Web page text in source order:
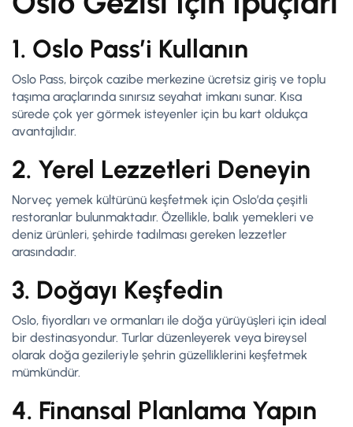
1. Oslo Pass’i Kullanın
Oslo Pass, birçok cazibe merkezine ücretsiz giriş ve toplu
taşıma araçlarında sınırsız seyahat imkanı sunar. Kısa
sürede çok yer görmek isteyenler için bu kart oldukça
avantajlıdır.
2. Yerel Lezzetleri Deneyin
Norveç yemek kültürünü keşfetmek için Oslo’da çeşitli
restoranlar bulunmaktadır. Özellikle, balık yemekleri ve
deniz ürünleri, şehirde tadılması gereken lezzetler
arasındadır.
3. Doğayı Keşfedin
Oslo, fiyordları ve ormanları ile doğa yürüyüşleri için ideal
bir destinasyondur. Turlar düzenleyerek veya bireysel
olarak doğa gezileriyle şehrin güzelliklerini keşfetmek
mümkündür.
4. Finansal Planlama Yapın